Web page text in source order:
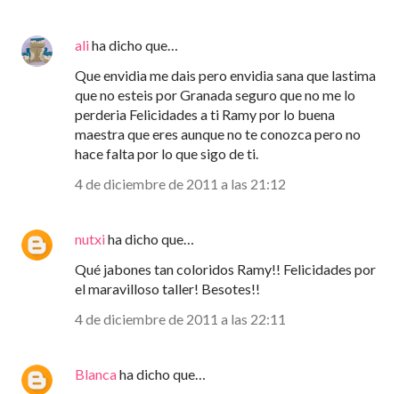
aliha dicho que…
Que envidia me dais pero envidia sana que lastima
que no esteis por Granada seguro que no me lo
perderia Felicidades a ti Ramy por lo buena
maestra que eres aunque no te conozca pero no
hace falta por lo que sigo de ti.
4 de diciembre de 2011 a las 21:12
nutxiha dicho que…
Qué jabones tan coloridos Ramy!! Felicidades por
el maravilloso taller! Besotes!!
4 de diciembre de 2011 a las 22:11
Blancaha dicho que…